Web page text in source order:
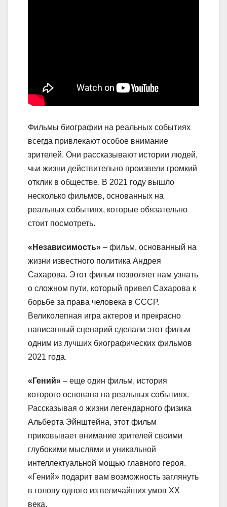
Фильмы биографии на реальных событиях
всегда привлекают особое внимание
зрителей. Они рассказывают истории людей,
чьи жизни действительно произвели громкий
отклик в обществе. В 2021 году вышло
несколько фильмов, основанных на
реальных событиях, которые обязательно
стоит посмотреть.
«Независимость» – фильм, основанный на
жизни известного политика Андрея
Сахарова. Этот фильм позволяет нам узнать
о сложном пути, который привел Сахарова к
борьбе за права человека в СССР.
Великолепная игра актеров и прекрасно
написанный сценарий сделали этот фильм
одним из лучших биографических фильмов
2021 года.
«Гений» – еще один фильм, история
которого основана на реальных событиях.
Рассказывая о жизни легендарного физика
Альберта Эйнштейна, этот фильм
приковывает внимание зрителей своими
глубокими мыслями и уникальной
интеллектуальной мощью главного героя.
«Гений» подарит вам возможность заглянуть
в голову одного из величайших умов XX
века.